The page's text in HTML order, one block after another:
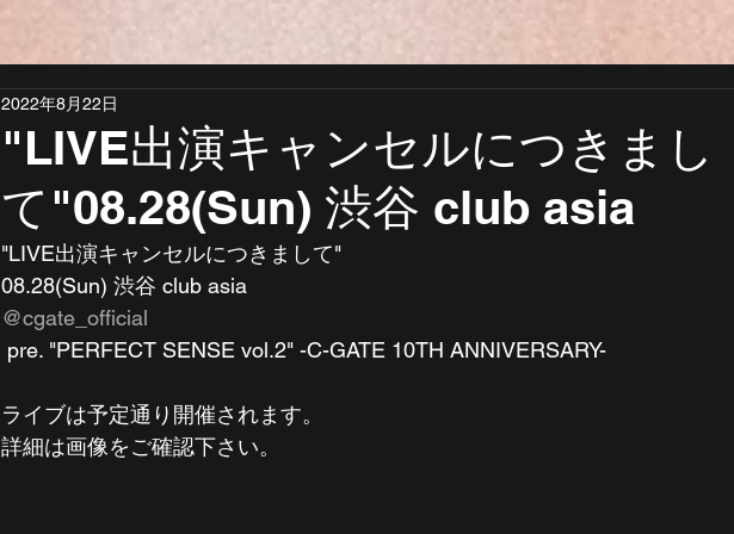
"LIVE出演キャンセルにつきまし
て"08.28(Sun) 渋谷 club asia
2022年8月22日
"LIVE出演キャンセルにつきまして"
08.28(Sun) 渋谷 club asia
@cgate_official
pre. "PERFECT SENSE vol.2" -C-GATE 10TH ANNIVERSARY-
ライブは予定通り開催されます。
詳細は画像をご確認下さい。